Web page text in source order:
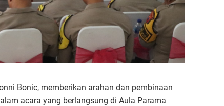
Bonic, memberikan arahan dan pembinaan
acara yang berlangsung di Aula Parama